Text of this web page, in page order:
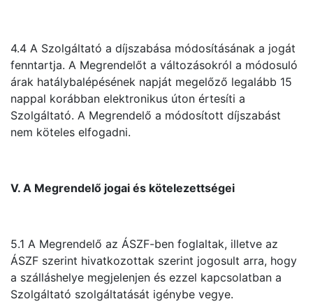
4.4 A Szolgáltató a díjszabása módosításának a jogát
fenntartja. A Megrendelőt a változásokról a módosuló
árak hatálybalépésének napját megelőző legalább 15
nappal korábban elektronikus úton értesíti a
Szolgáltató. A Megrendelő a módosított díjszabást
nem köteles elfogadni.
V. A Megrendelő jogai és kötelezettségei
5.1 A Megrendelő az ÁSZF-ben foglaltak, illetve az
ÁSZF szerint hivatkozottak szerint jogosult arra, hogy
a szálláshelye megjelenjen és ezzel kapcsolatban a
Szolgáltató szolgáltatását igénybe vegye.